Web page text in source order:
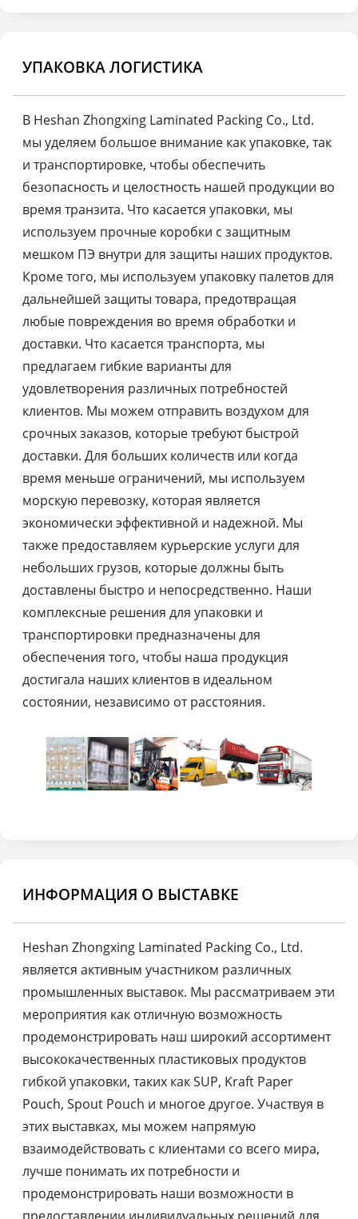
УПАКОВКА ЛОГИСТИКА
В Heshan Zhongxing Laminated Packing Co., Ltd.
мы уделяем большое внимание как упаковке, так
и транспортировке, чтобы обеспечить
безопасность и целостность нашей продукции во
время транзита. Что касается упаковки, мы
используем прочные коробки с защитным
мешком ПЭ внутри для защиты наших продуктов.
Кроме того, мы используем упаковку палетов для
дальнейшей защиты товара, предотвращая
любые повреждения во время обработки и
доставки. Что касается транспорта, мы
предлагаем гибкие варианты для
удовлетворения различных потребностей
клиентов. Мы можем отправить воздухом для
срочных заказов, которые требуют быстрой
доставки. Для больших количеств или когда
время меньше ограничений, мы используем
морскую перевозку, которая является
экономически эффективной и надежной. Мы
также предоставляем курьерские услуги для
небольших грузов, которые должны быть
доставлены быстро и непосредственно. Наши
комплексные решения для упаковки и
транспортировки предназначены для
обеспечения того, чтобы наша продукция
достигала наших клиентов в идеальном
состоянии, независимо от расстояния.
ИНФОРМАЦИЯ О ВЫСТАВКЕ
Heshan Zhongxing Laminated Packing Co., Ltd.
является активным участником различных
промышленных выставок. Мы рассматриваем эти
мероприятия как отличную возможность
продемонстрировать наш широкий ассортимент
высококачественных пластиковых продуктов
гибкой упаковки, таких как SUP, Kraft Paper
Pouch, Spout Pouch и многое другое. Участвуя в
этих выставках, мы можем напрямую
взаимодействовать с клиентами со всего мира,
лучше понимать их потребности и
продемонстрировать наши возможности в